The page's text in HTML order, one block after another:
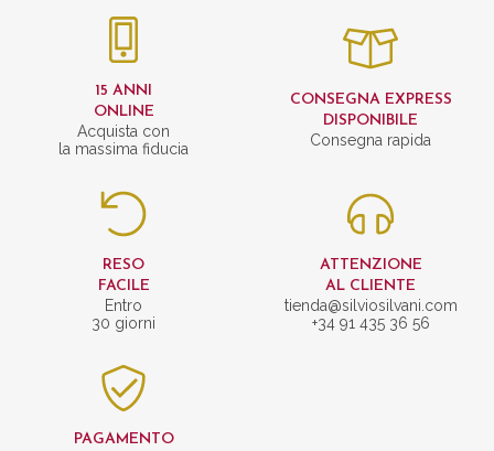
15 ANNI
ONLINE
Acquista con
la massima fiducia
CONSEGNA EXPRESS
DISPONIBILE
Consegna rapida
RESO
FACILE
Entro
30 giorni
ATTENZIONE
AL CLIENTE
tienda@silviosilvani.com
+34 91 435 36 56
PAGAMENTO